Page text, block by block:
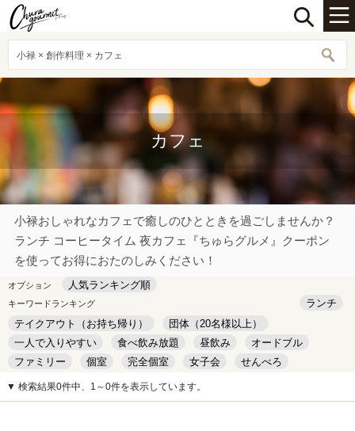
小禄 × 創作料理 × カフェ
カフェ
小禄おしゃれなカフェで癒しのひとときを過ごしませんか？
ランチ コーヒータイム 夜カフェ『ちゅらグルメ』クーポン
を使ってお得におたのしみください！
オプション 人気ランキング順
キーワードランキング
ランチ
テイクアウト（お持ち帰り）
団体（20名様以上）
一人で入りやすい
食べ飲み放題 昼飲み
オードブル
ファミリー
個室 完全個室 女子会
せんべろ
キッズルーム
安い デート
▼ 検索結果0件中、1～0件を表示しています。